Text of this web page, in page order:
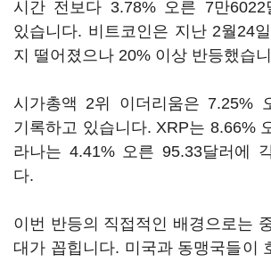
시간 전보다 3.78% 오른 7만6022
있습니다. 비트코인은 지난 2월24
지 떨어졌으나 20% 이상 반등했습
시가총액 2위 이더리움은 7.25%
기록하고 있습니다. XRP는 8.66%
라나는 4.41% 오른 95.33달러에
다.
이번 반등의 직접적인 배경으로는
대가 꼽힙니다. 미국과 동맹국들이